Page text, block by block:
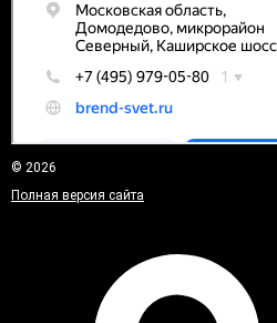
© 2026
Полная версия сайта